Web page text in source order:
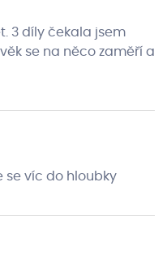
3 díly čekala jsem
se na něco zaměří a
se víc do hloubky